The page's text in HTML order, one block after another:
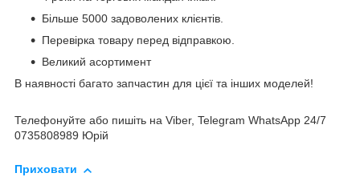
Більше 5000 задоволених клієнтів.
Перевірка товару перед відправкою.
Великий асортимент
В наявності багато запчастин для цієї та інших моделей!
Телефонуйте або пишіть на Viber, Telegram WhatsApp 24/7
0735808989 Юрій
Приховати